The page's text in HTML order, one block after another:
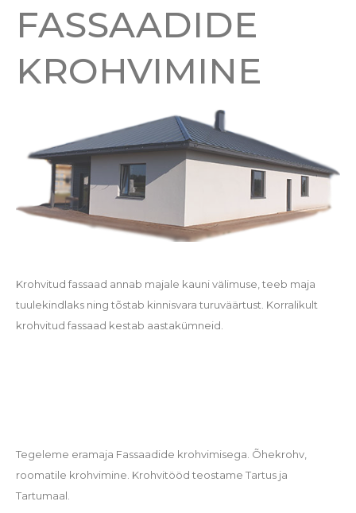
FASSAADIDE
KROHVIMINE
Krohvitud fassaad annab majale kauni välimuse, teeb maja
tuulekindlaks ning tõstab kinnisvara turuväärtust. Korralikult
krohvitud fassaad kestab aastakümneid.
Tegeleme eramaja Fassaadide krohvimisega. Õhekrohv,
roomatile krohvimine. Krohvitööd teostame Tartus ja
Tartumaal.